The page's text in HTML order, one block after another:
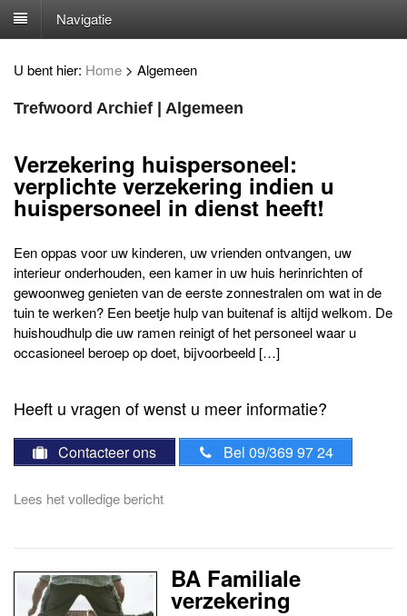
Navigatie
U bent hier: Home > Algemeen
Trefwoord Archief | Algemeen
Verzekering huispersoneel:
verplichte verzekering indien u
huispersoneel in dienst heeft!
Een oppas voor uw kinderen, uw vrienden ontvangen, uw
interieur onderhouden, een kamer in uw huis herinrichten of
gewoonweg genieten van de eerste zonnestralen om wat in de
tuin te werken? Een beetje hulp van buitenaf is altijd welkom. De
huishoudhulp die uw ramen reinigt of het personeel waar u
occasioneel beroep op doet, bijvoorbeeld […]
Heeft u vragen of wenst u meer informatie?
Contacteer ons Bel 09/369 97 24
Lees het volledige bericht
BA Familiale
verzekering